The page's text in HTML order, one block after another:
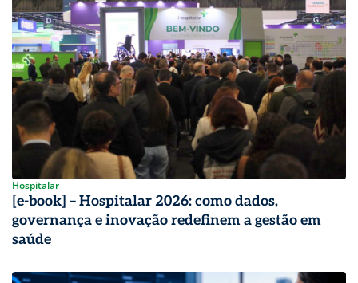
Hospitalar
[e-book] – Hospitalar 2026: como dados,
governança e inovação redefinem a gestão em
saúde